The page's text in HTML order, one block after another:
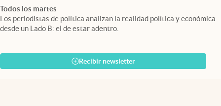
Todos los martes
Los periodistas de política analizan la realidad política y económica
desde un Lado B: el de estar adentro.
Recibir newsletter